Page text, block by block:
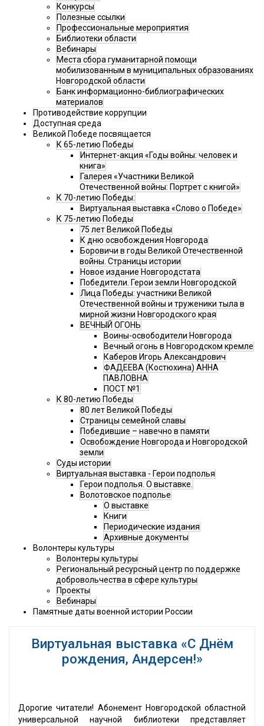
Конкурсы
Полезные ссылки
Профессиональные мероприятия
Библиотеки области
Вебинары
Места сбора гуманитарной помощи
мобилизованным в муниципальных образованиях
Новгородской области
Банк информационно-библиографических
материалов
Противодействие коррупции
Доступная среда
Великой Победе посвящается
К 65-летию Победы
Интернет-акция «Годы войны: человек и
книга»
Галерея «Участники Великой
Отечественной войны: Портрет с книгой»
К 70-летию Победы:
Виртуальная выставка «Слово о Победе»
К 75-летию Победы
75 лет Великой Победы
К дню освобождения Новгорода
Боровичи в годы Великой Отечественной
войны. Страницы истории
Новое издание Новгородстата
Победители. Герои земли Новгородской
Лица Победы: участники Великой
Отечественной войны и труженики тыла в
мирной жизни Новгородского края
ВЕЧНЫЙ ОГОНЬ
Воины-освободители Новгорода
Вечный огонь в Новгородском кремле
Каберов Игорь Александрович
ФАДЕЕВА (Костюхина) АННА
ПАВЛОВНА
ПОСТ №1
К 80-летию Победы
80 лет Великой Победы
Страницы семейной славы
Победившие – навечно в памяти
Освобождение Новгорода и Новгородской
земли
Суды истории
Виртуальная выставка - Герои подполья
Герои подполья. О выставке.
Волотовское подполье
О выставке
Книги
Периодические издания
Архивные документы
Волонтеры культуры
Волонтеры культуры
Региональный ресурсный центр по поддержке
добровольчества в сфере культуры
Проекты
Вебинары
Памятные даты военной истории России
Виртуальная выставка «С Днём
рождения, Андерсен!»
Дорогие читатели! Абонемент Новгородской областной
универсальной научной библиотеки представляет